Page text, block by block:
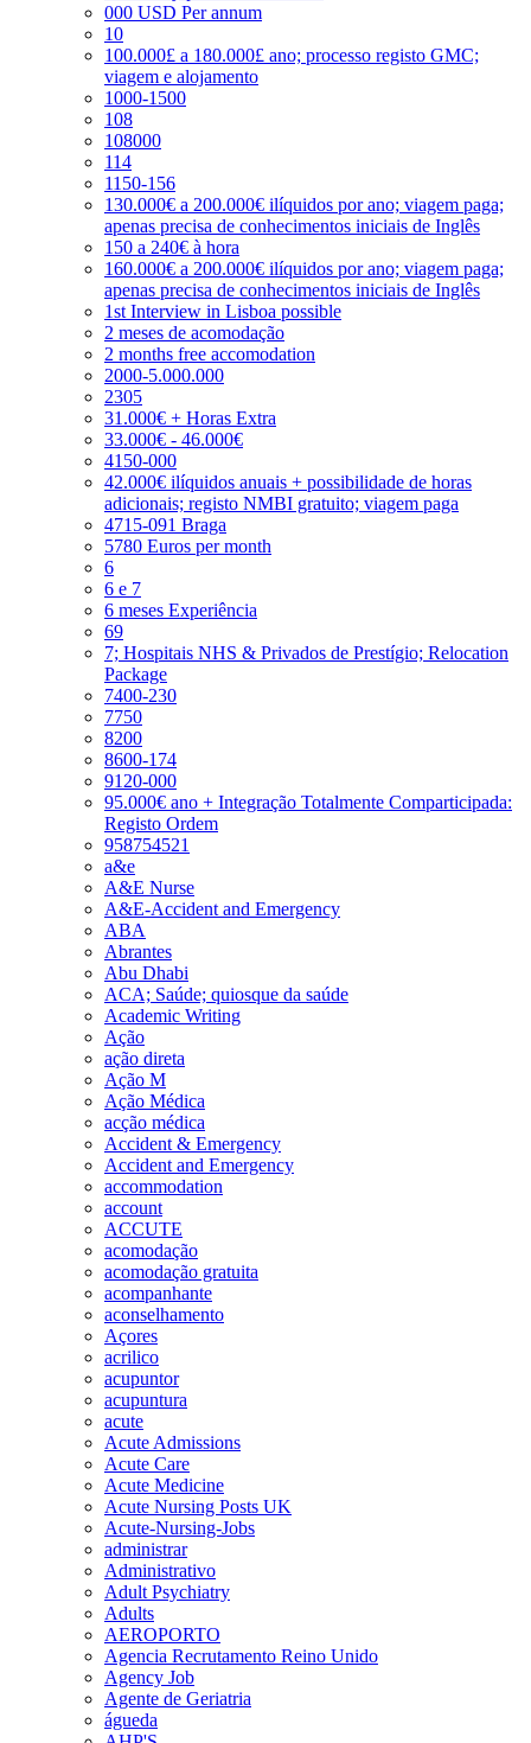
000 USD Per annum
10
100.000£ a 180.000£ ano; processo registo GMC;
viagem e alojamento
1000-1500
108
108000
114
1150-156
130.000€ a 200.000€ ilíquidos por ano; viagem paga;
apenas precisa de conhecimentos iniciais de Inglês
150 a 240€ à hora
160.000€ a 200.000€ ilíquidos por ano; viagem paga;
apenas precisa de conhecimentos iniciais de Inglês
1st Interview in Lisboa possible
2 meses de acomodação
2 months free accomodation
2000-5.000.000
2305
31.000€ + Horas Extra
33.000€ - 46.000€
4150-000
42.000€ ilíquidos anuais + possibilidade de horas
adicionais; registo NMBI gratuito; viagem paga
4715-091 Braga
5780 Euros per month
6
6 e 7
6 meses Experiência
69
7; Hospitais NHS & Privados de Prestígio; Relocation
Package
7400-230
7750
8200
8600-174
9120-000
95.000€ ano + Integração Totalmente Comparticipada:
Registo Ordem
958754521
a&e
A&E Nurse
A&E-Accident and Emergency
ABA
Abrantes
Abu Dhabi
ACA; Saúde; quiosque da saúde
Academic Writing
Ação
ação direta
Ação M
Ação Médica
acção médica
Accident & Emergency
Accident and Emergency
accommodation
account
ACCUTE
acomodação
acomodação gratuita
acompanhante
aconselhamento
Açores
acrilico
acupuntor
acupuntura
acute
Acute Admissions
Acute Care
Acute Medicine
Acute Nursing Posts UK
Acute-Nursing-Jobs
administrar
Administrativo
Adult Psychiatry
Adults
AEROPORTO
Agencia Recrutamento Reino Unido
Agency Job
Agente de Geriatria
águeda